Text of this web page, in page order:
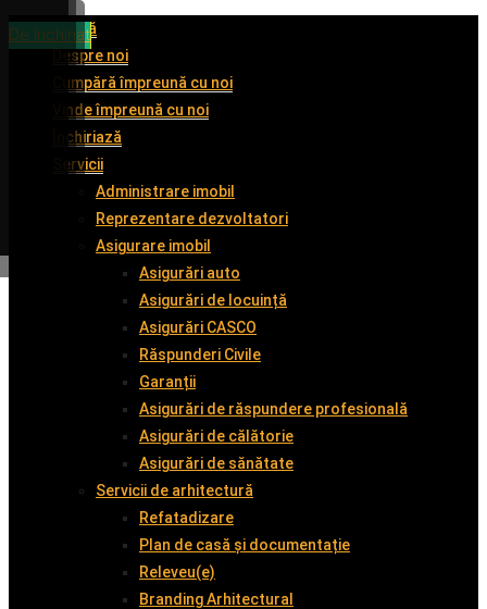
Acasă
Despre noi
Cumpără împreună cu noi
Vinde împreună cu noi
Închiriază
Servicii
Administrare imobil
Reprezentare dezvoltatori
Asigurare imobil
Asigurări auto
Asigurări de locuință
Asigurări CASCO
Răspunderi Civile
Garanții
Asigurări de răspundere profesională
Asigurări de călătorie
Asigurări de sănătate
Servicii de arhitectură
Refatadizare
Plan de casă și documentație
Releveu(e)
Branding Arhitectural
De închiriat
De închiriat
De vânzare
De închiriat